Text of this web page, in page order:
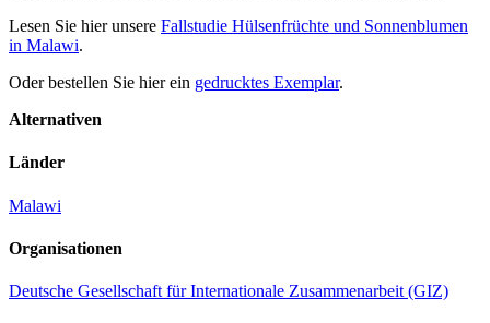
Lesen Sie hier unsere Fallstudie Hülsenfrüchte und Sonnenblumen
in Malawi.
Oder bestellen Sie hier ein gedrucktes Exemplar.
Alternativen
Länder
Malawi
Organisationen
Deutsche Gesellschaft für Internationale Zusammenarbeit (GIZ)